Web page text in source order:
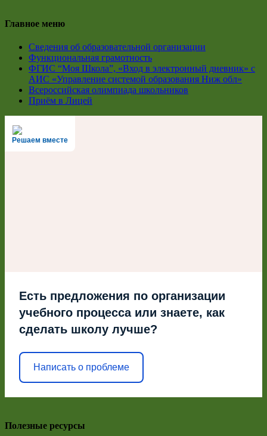
Главное меню
Сведения об образовательной организации
Функциональная грамотность
ФГИС “Моя Школа”, «Вход в электронный дневник» с
АИС «Управление системой образования Ниж обл»
Всероссийская олимпиада школьников
Приём в Лицей
Решаем вместе
Есть предложения по организации
учебного процесса или знаете, как
сделать школу лучше?
Написать о проблеме
Полезные ресурсы